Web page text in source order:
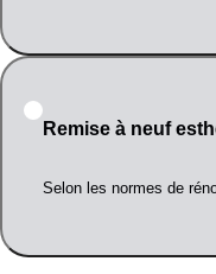
Remise à neuf
Selon les normes de